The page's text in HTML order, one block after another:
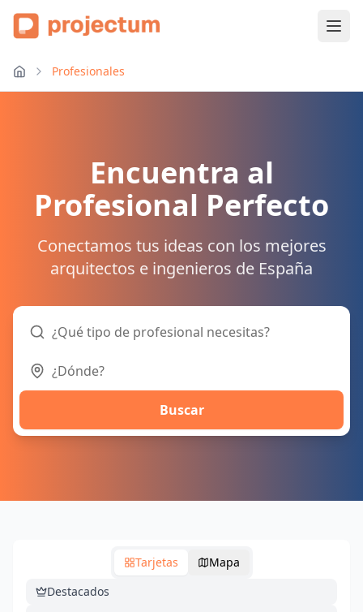
Profesionales
Encuentra al
Profesional Perfecto
Conectamos tus ideas con los mejores
arquitectos e ingenieros de España
Buscar
Tarjetas
Mapa
Destacados